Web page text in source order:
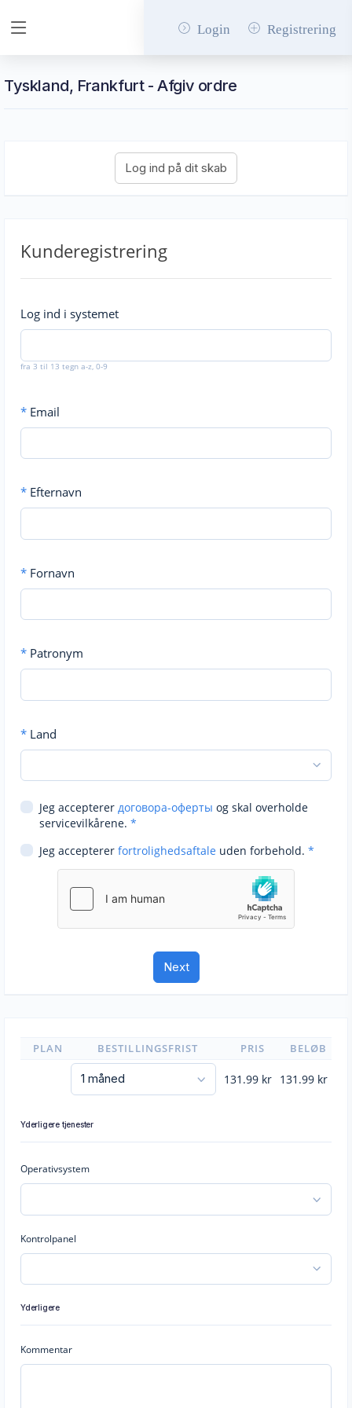
Login Registrering
Tyskland, Frankfurt - Afgiv ordre
Kunderegistrering
Log ind i systemet
fra 3 til 13 tegn a-z, 0-9
* Email
* Efternavn
* Fornavn
* Patronym
* Land
Jeg accepterer договора-оферты og skal overholde
servicevilkårene. *
Jeg accepterer fortrolighedsaftale uden forbehold. *
PLAN BESTILLINGSFRIST PRIS BELØB
131.99 kr 131.99 kr
Yderligere tjenester
Operativsystem
Kontrolpanel
Yderligere
Kommentar